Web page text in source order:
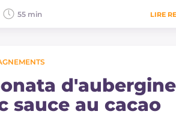
55 min LIRE
sauce au cacao